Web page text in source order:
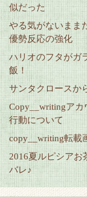
似だった
やる気がないまま
優勢反応の強化
ハリオのフタがガ
飯！
サンタクロースか
Copy__writingア
行動について
copy__writing転載
2016夏ルピシアお
バレ♪